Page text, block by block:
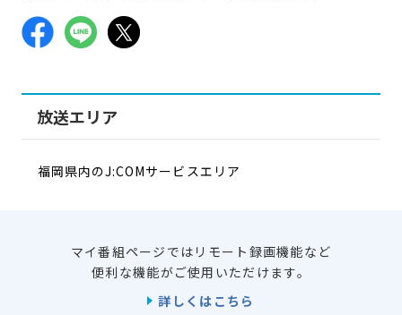
放送エリア
福岡県内のJ:COMサービスエリア
マイ番組ページではリモート録画機能など
便利な機能がご使用いただけます。
詳しくはこちら